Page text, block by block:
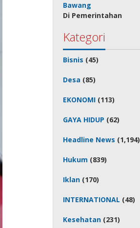
Bawang
Di Pemerintahan
Kategori
Bisnis (45)
Desa (85)
EKONOMI (113)
GAYA HIDUP (62)
Headline News (1,194)
Hukum (839)
Iklan (170)
INTERNATIONAL (48)
Kesehatan (231)